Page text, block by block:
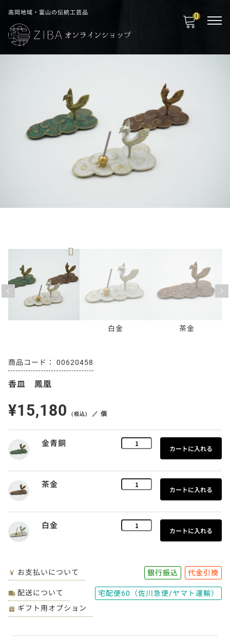
高岡地域・富山の伝統工芸品 0
Previous
白金 茶金
香皿 鳳凰
00620458
¥15,180 (税込) ／ 個
金青銅
茶金
白金
お支払いについて 銀行振込 代金引換
配送について
宅配便60（佐川急便/ヤマト運輸）
ギフト用オプション